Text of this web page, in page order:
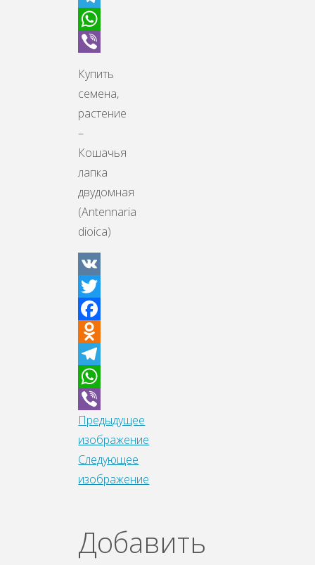
Telegram
WhatsApp
Купить
семена,
растение
–
Кошачья
лапка
двудомная
(Antennaria
dioica)
VK
Twitter
Facebook
Odnoklassniki
Telegram
WhatsApp
Viber
Предыдущее
изображение
Следующее
изображение
Добавить